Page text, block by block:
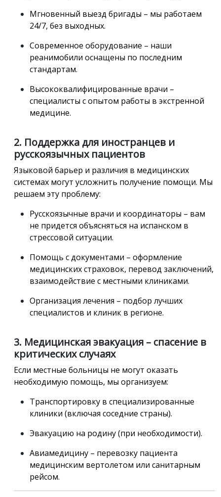
Мгновенный выезд бригады – мы работаем
24/7, без выходных.
Современное оборудование – наши
реанимобили оснащены по последним
стандартам.
Высококвалифицированные врачи –
специалисты с опытом работы в экстренной
медицине.
2. Поддержка для иностранцев и
русскоязычных пациентов
Языковой барьер и различия в медицинских
системах могут усложнить получение помощи. Мы
решаем эту проблему:
Русскоязычные врачи и координаторы – вам
не придется объясняться на испанском в
стрессовой ситуации.
Помощь с документами – оформление
медицинских страховок, перевод заключений,
взаимодействие с местными клиниками.
Организация лечения – подбор лучших
специалистов и клиник в регионе.
3. Медицинская эвакуация – спасение в
критических случаях
Если местные больницы не могут оказать
необходимую помощь, мы организуем:
Транспортировку в специализированные
клиники (включая соседние страны).
Эвакуацию на родину (при необходимости).
Авиамедицину – перевозку пациента
медицинским вертолетом или санитарным
рейсом.